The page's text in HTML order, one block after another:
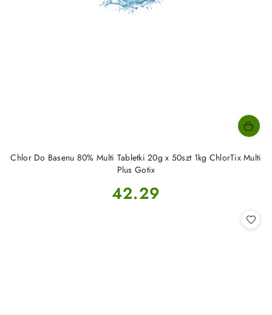
Chlor Do Basenu 80% Multi Tabletki 20g x 50szt 1kg ChlorTix Multi
Plus Gotix
Cena:
42.29